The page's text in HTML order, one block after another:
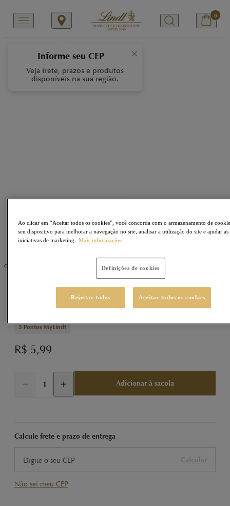
×
Informe seu CEP
Veja frete, prazos e produtos
disponíveis na sua região.
0
Sku1343201
Sacola de Presentes
5Pontos MyLindt
R$ 5,99
Adicionar à sacola
Calcule frete e prazo de entrega
Calcular
Não sei meu CEP
Ao clicar em “Aceitar todos os cookies”, você concorda com o armazenamento de
seu dispositivo para melhorar a navegação no site, analisar a utilização do site e ajudar as
iniciativas de marketing. Mais informações
Definições de cookies
Rejeitar todos Aceitar todos os cookies